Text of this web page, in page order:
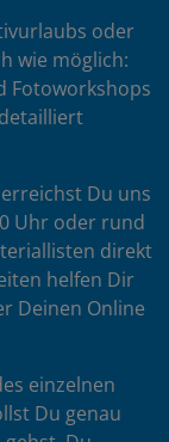
oder
wie möglich:
Fotoworkshops
Du uns
Uhr oder rund
direkt
helfen Dir
Deinen Online
einzelnen
Du genau